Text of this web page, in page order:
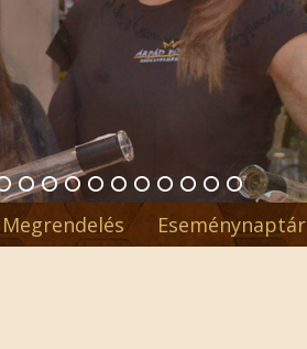
Megrendelés Eseménynaptár